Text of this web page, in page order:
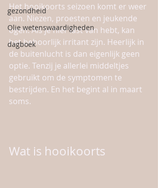
gezondheid
Olie wetenswaardigheden
dagboek
Het hooikoorts seizoen komt er weer
aan. Niezen, proesten en jeukende
ogen. Als je hier last van hebt, kan
het behoorlijk irritant zijn. Heerlijk in
de buitenlucht is dan eigenlijk geen
optie. Tenzij je allerlei middeltjes
gebruikt om de symptomen te
bestrijden. En het begint al in maart
soms.
Wat is hooikoorts